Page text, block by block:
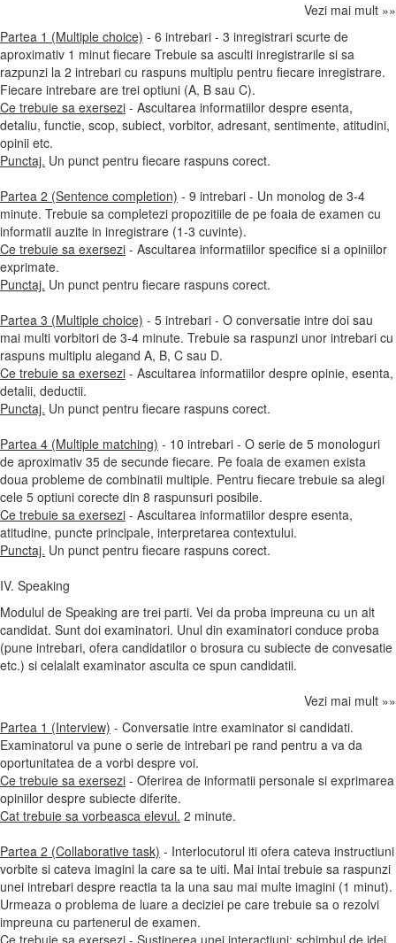
Vezi mai mult »»
Partea 1 (Multiple choice) - 6 intrebari - 3 inregistrari scurte de
aproximativ 1 minut fiecare Trebuie sa asculti inregistrarile si sa
razpunzi la 2 intrebari cu raspuns multiplu pentru fiecare inregistrare.
Fiecare intrebare are trei optiuni (A, B sau C).
Ce trebuie sa exersezi - Ascultarea informatiilor despre esenta,
detaliu, functie, scop, subiect, vorbitor, adresant, sentimente, atitudini,
opinii etc.
Punctaj. Un punct pentru fiecare raspuns corect.
Partea 2 (Sentence completion) - 9 intrebari - Un monolog de 3-4
minute. Trebuie sa completezi propozitiile de pe foaia de examen cu
informatii auzite in inregistrare (1-3 cuvinte).
Ce trebuie sa exersezi - Ascultarea informatiilor specifice si a opiniilor
exprimate.
Punctaj. Un punct pentru fiecare raspuns corect.
Partea 3 (Multiple choice) - 5 intrebari - O conversatie intre doi sau
mai multi vorbitori de 3-4 minute. Trebuie sa raspunzi unor intrebari cu
raspuns multiplu alegand A, B, C sau D.
Ce trebuie sa exersezi - Ascultarea informatiilor despre opinie, esenta,
detalii, deductii.
Punctaj. Un punct pentru fiecare raspuns corect.
Partea 4 (Multiple matching) - 10 intrebari - O serie de 5 monologuri
de aproximativ 35 de secunde fiecare. Pe foaia de examen exista
doua probleme de combinatii multiple. Pentru fiecare trebuie sa alegi
cele 5 optiuni corecte din 8 raspunsuri posibile.
Ce trebuie sa exersezi - Ascultarea informatiilor despre esenta,
atitudine, puncte principale, interpretarea contextului.
Punctaj. Un punct pentru fiecare raspuns corect.
IV. Speaking
Modulul de Speaking are trei parti. Vei da proba impreuna cu un alt
candidat. Sunt doi examinatori. Unul din examinatori conduce proba
(pune intrebari, ofera candidatilor o brosura cu subiecte de convesatie
etc.) si celalalt examinator asculta ce spun candidatii.
Vezi mai mult »»
Partea 1 (Interview) - Conversatie intre examinator si candidati.
Examinatorul va pune o serie de intrebari pe rand pentru a va da
oportunitatea de a vorbi despre voi.
Ce trebuie sa exersezi - Oferirea de informatii personale si exprimarea
opiniilor despre subiecte diferite.
Cat trebuie sa vorbeasca elevul. 2 minute.
Partea 2 (Collaborative task) - Interlocutorul iti ofera cateva instructiuni
vorbite si cateva imagini la care sa te uiti. Mai intai trebuie sa raspunzi
unei intrebari despre reactia ta la una sau mai multe imagini (1 minut).
Urmeaza o problema de luare a deciziei pe care trebuie sa o rezolvi
impreuna cu partenerul de examen.